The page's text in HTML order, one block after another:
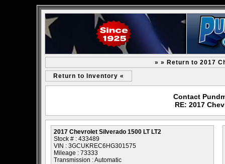
» » Return to 2017
Return to Inventory «
Contact
RE: 2017
2017 Chevrolet Silverado 1500 LT LT2
Stock # : 433489
VIN : 3GCUKREC6HG301575
Mileage : 73333
Transmission : Automatic